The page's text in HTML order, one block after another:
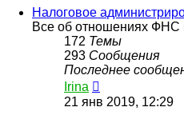
Налоговое
Все об отношениях ФНС
172 Темы
293 Сообщения
Последнее
Irina
к
21 янв 2019, 12:29